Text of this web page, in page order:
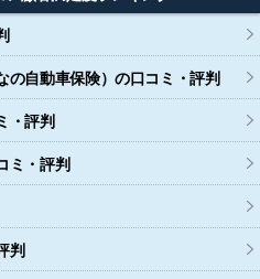
の自動車保険）の口コミ・評判
・評判
ミ・評判
判